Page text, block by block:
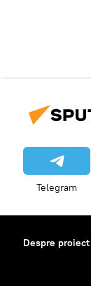
Telegram
Despre proiect